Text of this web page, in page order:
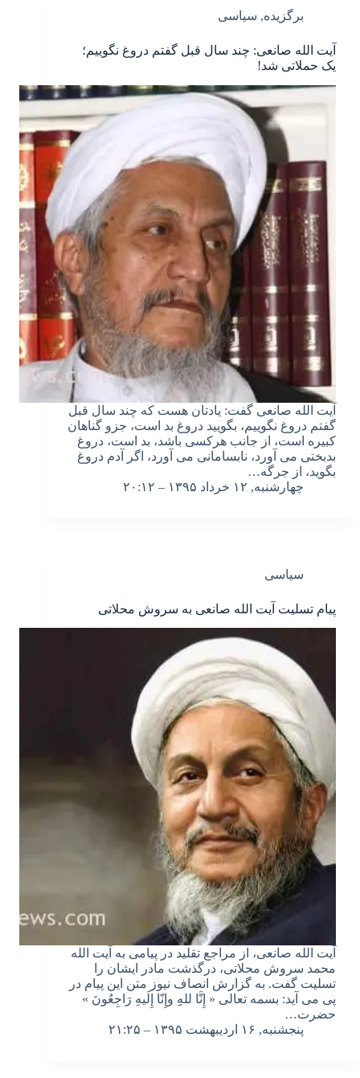
برگزیده, سیاسی
آیت الله صانعی: چند سال قبل گفتم دروغ نگوییم؛
یک حملاتی شد!
آیت الله صانعی گفت: یادتان هست که چند سال قبل
گفتم دروغ نگوییم، بگویید دروغ بد است، جزو گناهان
کبیره است، از جانب هرکسی باشد، بد است، دروغ
بدبختی می آورد، نابسامانی می آورد، اگر آدم دروغ
بگوید، از جرگه…
چهارشنبه, ۱۲ خرداد ۱۳۹۵ – ۲۰:۱۲
سیاسی
پیام تسلیت آیت الله صانعی به سروش محلاتی
آیت الله صانعی، از مراجع تقلید در پیامی به آیت الله
محمد سروش محلاتی، درگذشت مادر ایشان را
تسلیت گفت. به گزارش انصاف نیوز متن این پیام در
پی می آید: بسمه تعالی « إِنَّا للهِِ وإِنّا إِلَیهِ رَاجِعُونَ »
حضرت…
پنجشنبه, ۱۶ اردیبهشت ۱۳۹۵ – ۲۱:۲۵